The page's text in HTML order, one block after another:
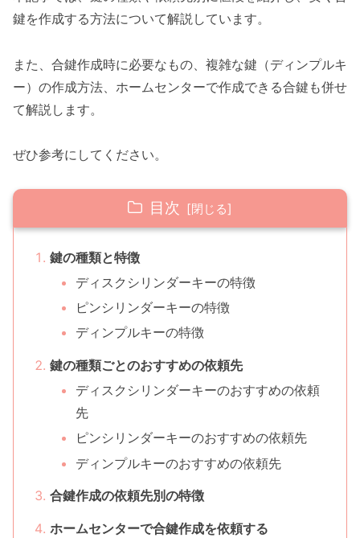
鍵を作成する方法について解説しています。
また、合鍵作成時に必要なもの、複雑な鍵（ディンプルキ
ー）の作成方法、ホームセンターで作成できる合鍵も併せ
て解説します。
ぜひ参考にしてください。
目次
鍵の種類と特徴
ディスクシリンダーキーの特徴
ピンシリンダーキーの特徴
ディンプルキーの特徴
鍵の種類ごとのおすすめの依頼先
ディスクシリンダーキーのおすすめの依頼
先
ピンシリンダーキーのおすすめの依頼先
ディンプルキーのおすすめの依頼先
合鍵作成の依頼先別の特徴
ホームセンターで合鍵作成を依頼する